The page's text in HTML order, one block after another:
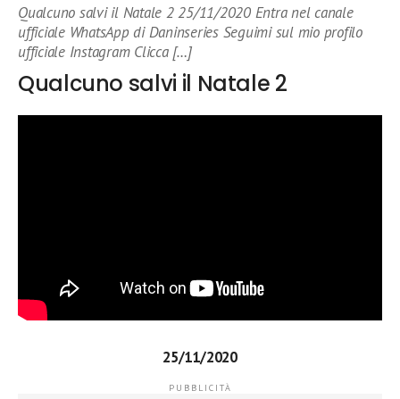
Qualcuno salvi il Natale 2 25/11/2020 Entra nel canale
ufficiale WhatsApp di Daninseries Seguimi sul mio profilo
ufficiale Instagram Clicca […]
Qualcuno salvi il Natale 2
25/11/2020